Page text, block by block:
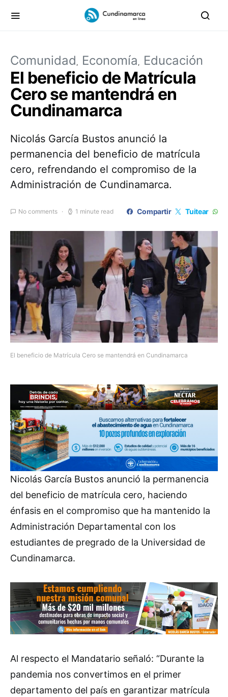
Comunidad Economía Educación
El beneficio de Matrícula
Cero se mantendrá en
Cundinamarca
Nicolás García Bustos anunció la
permanencia del beneficio de matrícula
cero, refrendando el compromiso de la
Administración de Cundinamarca.
No comments 1 minute read Compartir Tuitear
El beneficio de Matrícula Cero se mantendrá en Cundinamarca
Nicolás García Bustos anunció la permanencia
del beneficio de matrícula cero, haciendo
énfasis en el compromiso que ha mantenido la
Administración Departamental con los
estudiantes de pregrado de la Universidad de
Cundinamarca.
Al respecto el Mandatario señaló: “Durante la
pandemia nos convertimos en el primer
departamento del país en garantizar matrícula